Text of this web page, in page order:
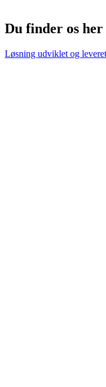
Du finder os her
Løsning udviklet og